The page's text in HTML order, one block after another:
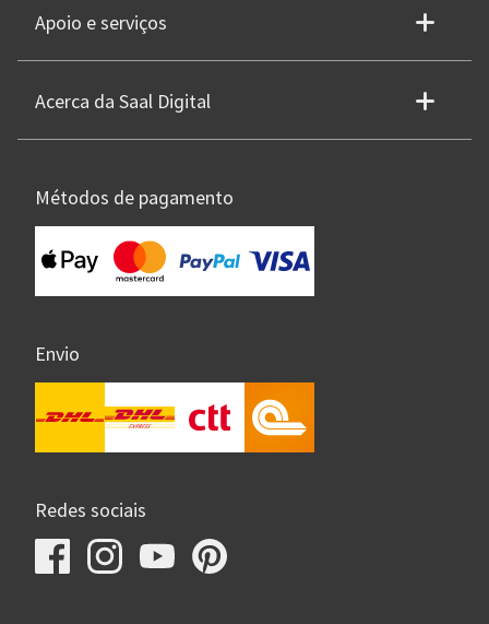
Apoio e serviços
Acerca da Saal Digital
Métodos de pagamento
Envio
Redes sociais